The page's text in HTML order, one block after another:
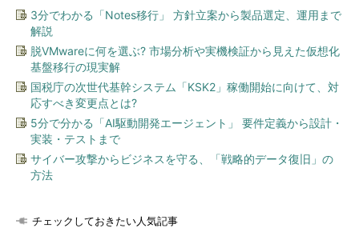
向上する」と考えている。
て、自分の仕事が容易になると考えている人は62％に上る。その
うち、約半数が「AIの導入が職場の生産性向上につながる」と見
ており、30％は「複雑で反復的な作業を自動化できること」に
大きな期待を寄せている。
する」のは効率が悪い
異なる場所で業務をする「リモートワーク」を行っている。
3分でわかる「Notes移行」 方針立案から製品選定、運用まで
解説
脱VMwareに何を選ぶ? 市場分析や実機検証から見えた仮想化
基盤移行の現実解
国税庁の次世代基幹システム「KSK2」稼働開始に向けて、対
応すべき変更点とは?
5分で分かる「AI駆動開発エージェント」 要件定義から設計・
実装・テストまで
サイバー攻撃からビジネスを守る、「戦略的データ復旧」の
方法
チェックしておきたい人気記事